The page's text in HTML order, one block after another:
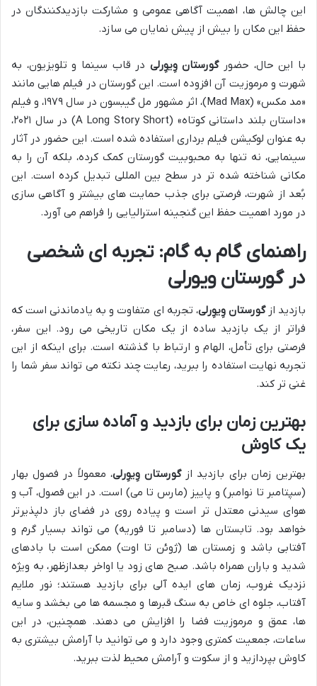
این چالش ها، اهمیت آگاهی عمومی و مشارکت بازدیدکنندگان در
حفظ این مکان را بیش از پیش نمایان می سازد.
با این حال، حضورگورستان وِیوِرلی در قاب سینما و تلویزیون، به
شهرت و مرموزیت آن افزوده است. این گورستان در فیلم هایی مانند
«مد مکس» (Mad Max)، اثر مشهور مل گیبسون در سال ۱۹۷۹، و فیلم
«داستان بلند داستانی کوتاه» (A Long Story Short) در سال ۲۰۲۱،
به عنوان لوکیشن فیلم برداری استفاده شده است. این حضور در آثار
سینمایی، نه تنها به محبوبیت گورستان کمک کرده، بلکه آن را به
مکانی شناخته شده تر در سطح بین المللی تبدیل کرده است. این
بُعد از شهرت، فرصتی برای جذب حمایت های بیشتر و آگاهی سازی
در مورد اهمیت حفظ این گنجینه استرالیایی را فراهم می آورد.
راهنمای گام به گام: تجربه ای شخصی
در گورستان ویورلی
بازدید ازگورستان وِیوِرلی، تجربه ای متفاوت و به یادماندنی است که
فراتر از یک بازدید ساده از یک مکان تاریخی می رود. این سفر،
فرصتی برای تأمل، الهام و ارتباط با گذشته است. برای اینکه از این
تجربه نهایت استفاده را ببرید، رعایت چند نکته می تواند سفر شما را
غنی تر کند.
بهترین زمان برای بازدید و آماده سازی برای
یک کاوش
بهترین زمان برای بازدید ازگورستان وِیوِرلی، معمولاً در فصول بهار
(سپتامبر تا نوامبر) و پاییز (مارس تا می) است. در این فصول، آب و
هوای سیدنی معتدل تر است و پیاده روی در فضای باز دلپذیرتر
خواهد بود. تابستان ها (دسامبر تا فوریه) می تواند بسیار گرم و
آفتابی باشد و زمستان ها (ژوئن تا اوت) ممکن است با بادهای
شدید و باران همراه باشد. صبح های زود یا اواخر بعدازظهر، به ویژه
نزدیک غروب، زمان های ایده آلی برای بازدید هستند؛ نور ملایم
آفتاب، جلوه ای خاص به سنگ قبرها و مجسمه ها می بخشد و سایه
ها، عمق و مرموزیت فضا را افزایش می دهند. همچنین، در این
ساعات، جمعیت کمتری وجود دارد و می توانید با آرامش بیشتری به
کاوش بپردازید و از سکوت و آرامش محیط لذت ببرید.